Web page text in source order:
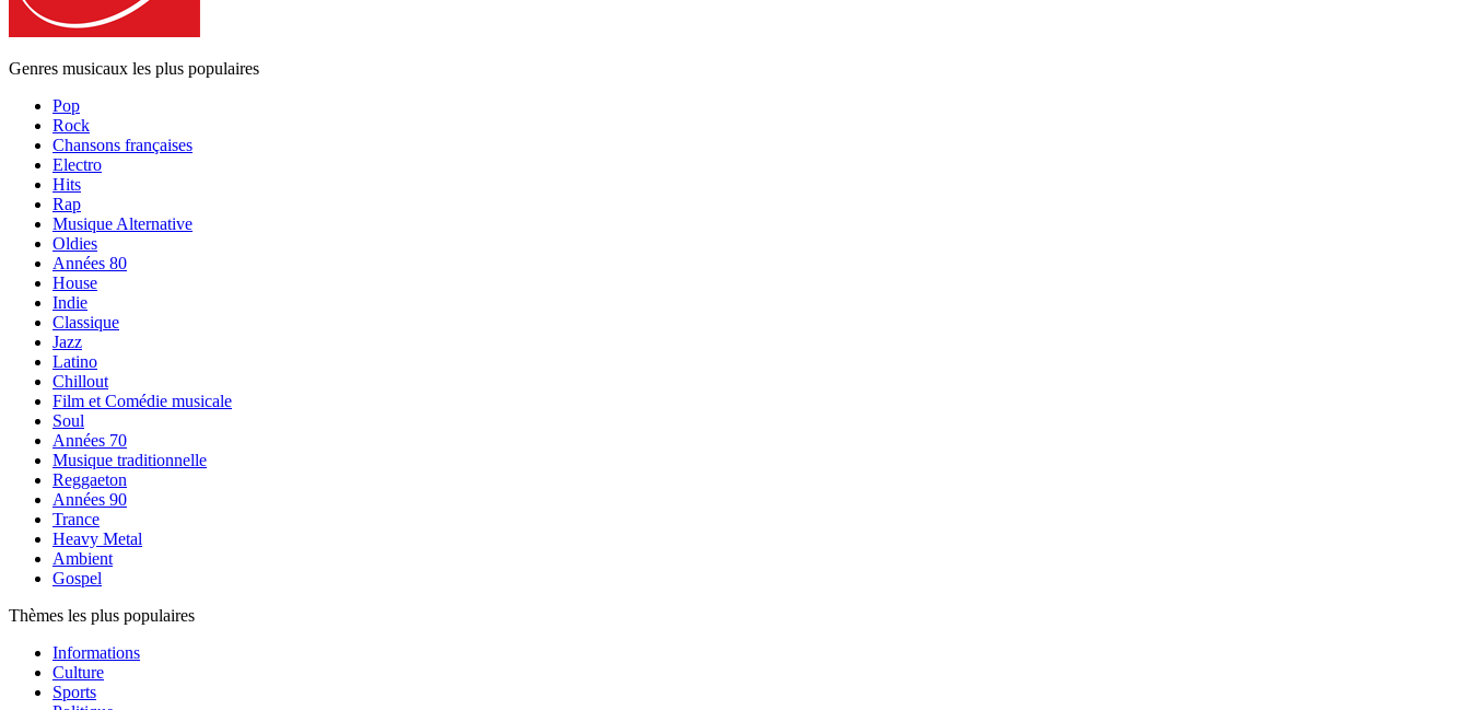
Genres musicaux les plus populaires
Pop
Rock
Chansons françaises
Electro
Hits
Rap
Musique Alternative
Oldies
Années 80
House
Indie
Classique
Jazz
Latino
Chillout
Film et Comédie musicale
Soul
Années 70
Musique traditionnelle
Reggaeton
Années 90
Trance
Heavy Metal
Ambient
Gospel
Thèmes les plus populaires
Informations
Culture
Sports